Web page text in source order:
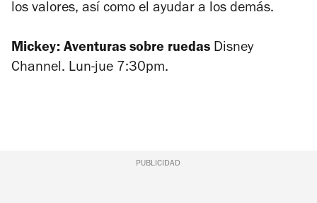
los valores, así como el ayudar a los demás.
Mickey: Aventuras sobre ruedas Disney
Channel. Lun-jue 7:30pm.
PUBLICIDAD